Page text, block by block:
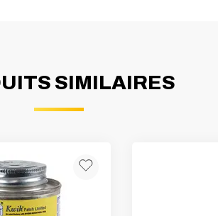
SIMILAIRES